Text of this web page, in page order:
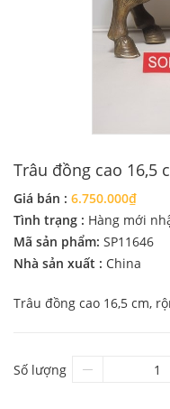
Trâu đồng cao 16,5
Giá bán : 6.750.000₫
Tình trạng : Hàng mới
Mã sản phẩm: SP11646
Nhà sản xuất : China
Trâu đồng cao 16,5 cm,
Số lượng